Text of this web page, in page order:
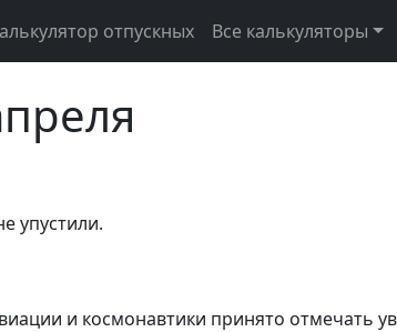
отпускных Все калькуляторы
упустили.
и космонавтики принято отмечать